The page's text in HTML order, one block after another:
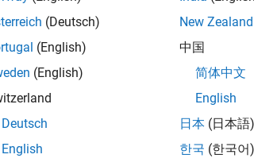
Talent
Erhalten Sie
und
(Deutsch)
(English)
(English)
Deutsch
English
New Zealand
中国
简体中文
English
日本 (日本語)
한국 (한국어)